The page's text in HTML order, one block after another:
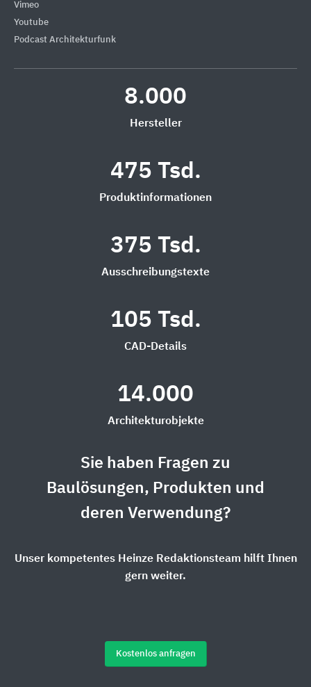
Vimeo
Youtube
Podcast Architekturfunk
8.000
Hersteller
475 Tsd.
Produktinformationen
375 Tsd.
Ausschreibungstexte
105 Tsd.
CAD-Details
14.000
Architekturobjekte
Sie haben Fragen zu
Baulösungen, Produkten und
deren Verwendung?
Unser kompetentes Heinze Redaktionsteam hilft Ihnen
gern weiter.
Kostenlos anfragen